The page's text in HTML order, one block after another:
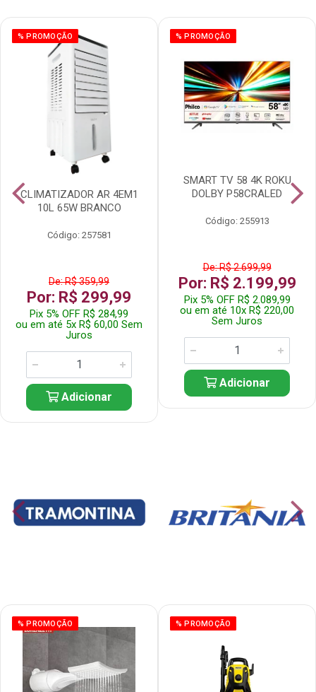
% PROMOÇÃO
CLIMATIZADOR AR 4EM1
10L 65W BRANCO
Código: 257581
De: R$ 359,99
Por: R$ 299,99
Pix 5% OFF R$ 284,99
ou em até 5x R$ 60,00 Sem
Juros
Adicionar
% PROMOÇÃO
SMART TV 58 4K ROKU
DOLBY P58CRALED
Código: 255913
De: R$ 2.699,99
Por: R$ 2.199,99
Pix 5% OFF R$ 2.089,99
ou em até 10x R$ 220,00
Sem Juros
Adicionar
% PROMOÇÃO % PROMOÇÃO